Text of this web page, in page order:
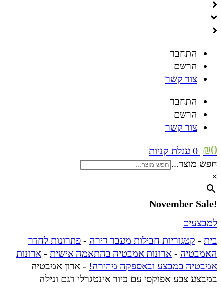
התחבר
הרשם
צור קשר
התחבר
הרשם
צור קשר
₪0
0 עגלת קניות
חפש מוצר...
×
!November Sale
למבצעים
בית - קטגוריות חבילות מעבר דירה - פתרונות לחדר
האמבטיה - ארונות אמבטיה בהתאמה אישית - ארונות
אמבטיה במבצע ובאספקה מהירה! - ארון אמבטיה
במבצע צבע אפוקסי עם כיור אינטגרלי דגם ונילה